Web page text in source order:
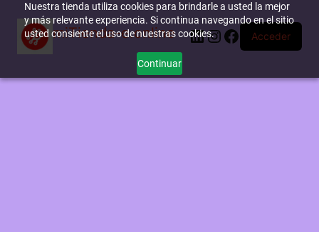
Nuestra tienda utiliza cookies para brindarle a usted la mejor
y más relevante experiencia. Si continua navegando en el sitio
usted consiente el uso de nuestras cookies.
Continuar
miTienda-e.online LinkedIn
Instagram
Facebook
Acceder